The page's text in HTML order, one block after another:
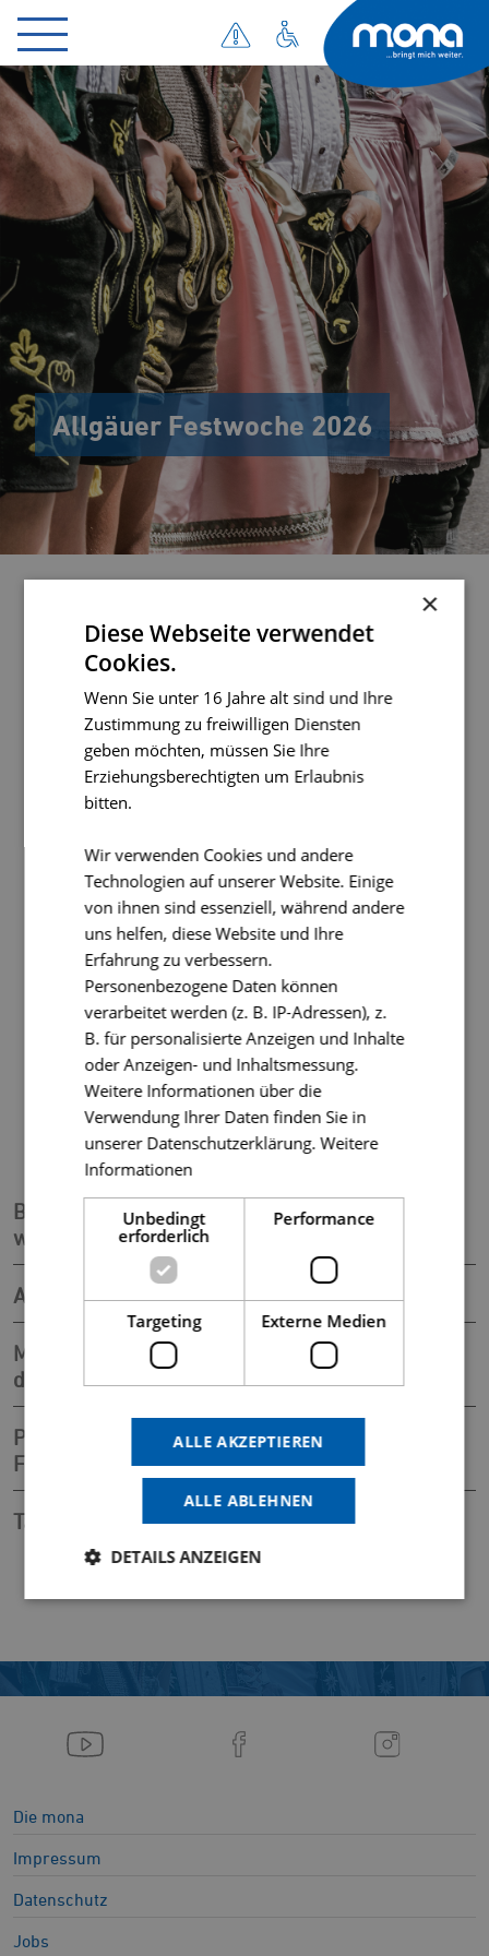
Allgäuer Festwoche 2026
Vom 8.-16. August 2026 ist
Allgäuer Festwoche!
Nachfolgend haben wir alles zusammengetragen, was
Ihre An- und Abreise zur Allgäuer Festwoche
sowie den Busverkehr während der
Veranstaltung
wissen müssen. Weitere Informationen
zur 75. Allgäuer Festwoche inklusive Programm,
Ausstellerverzeichnis, Lageplan u. v. m. erhalten Sie
www.festwoche.com
Bussteigbelegung am Zentrum vor und
während der Allgäuer Festwoche
An- und Abreise mit dem ÖPNV
Mit dem Nachtbus bequem und sicher nach
der Festwoche nach Hause
Parkplätze und Pendelbusse zur Allgäuer
Festwoche 2026
Tarife in den Nachtbussen und Spätbussen
Die mona
Impressum
Datenschutz
Jobs
×
Diese Webseite verwendet
Cookies.
Wenn Sie unter 16 Jahre alt sind und Ihre
Zustimmung zu freiwilligen Diensten
geben möchten, müssen Sie Ihre
Erziehungsberechtigten um Erlaubnis
bitten.
Wir verwenden Cookies und andere
Technologien auf unserer Website. Einige
von ihnen sind essenziell, während andere
uns helfen, diese Website und Ihre
Erfahrung zu verbessern.
Personenbezogene Daten können
verarbeitet werden (z. B. IP-Adressen), z.
B. für personalisierte Anzeigen und Inhalte
oder Anzeigen- und Inhaltsmessung.
Weitere Informationen über die
Verwendung Ihrer Daten finden Sie in
unserer Datenschutzerklärung.Weitere
Informationen
Unbedingt
erforderlich
Performance
Targeting Externe Medien
ALLE AKZEPTIEREN
ALLE ABLEHNEN
DETAILS ANZEIGEN